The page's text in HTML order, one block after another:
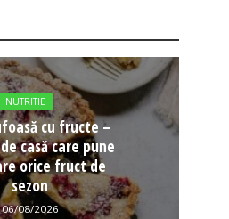
NUTRITIE
cu fructe –
casă care pune
orice fruct de
sezon
06/08/2026